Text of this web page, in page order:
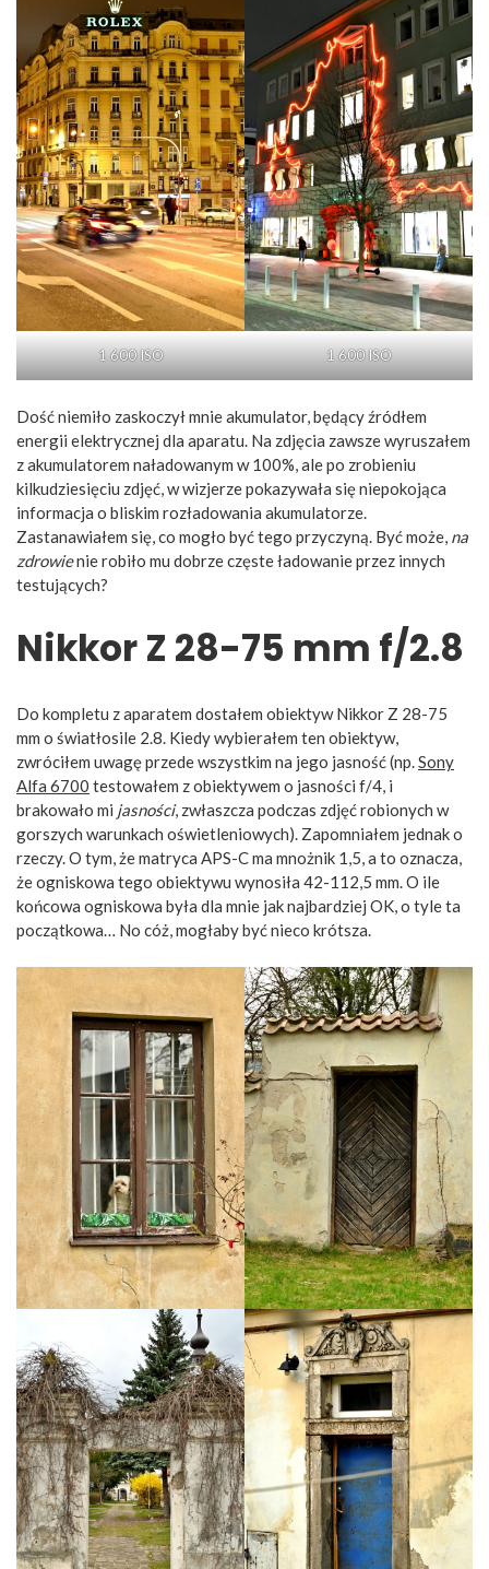
1 600 ISO 1 600 ISO
Dość niemiło zaskoczył mnie akumulator, będący źródłem
energii elektrycznej dla aparatu. Na zdjęcia zawsze wyruszałem
z akumulatorem naładowanym w 100%, ale po zrobieniu
kilkudziesięciu zdjęć, w wizjerze pokazywała się niepokojąca
informacja o bliskim rozładowania akumulatorze.
Zastanawiałem się, co mogło być tego przyczyną. Być może, na
zdrowienie robiło mu dobrze częste ładowanie przez innych
testujących?
Nikkor Z 28-75 mm f/2.8
Do kompletu z aparatem dostałem obiektyw Nikkor Z 28-75
mm o światłosile 2.8. Kiedy wybierałem ten obiektyw,
zwróciłem uwagę przede wszystkim na jego jasność (np.Sony
Alfa 6700 testowałem z obiektywem o jasności f/4, i
brakowało mi jasności, zwłaszcza podczas zdjęć robionych w
gorszych warunkach oświetleniowych). Zapomniałem jednak o
rzeczy. O tym, że matryca APS-C ma mnożnik 1,5, a to oznacza,
że ogniskowa tego obiektywu wynosiła 42-112,5 mm. O ile
końcowa ogniskowa była dla mnie jak najbardziej OK, o tyle ta
początkowa… No cóż, mogłaby być nieco krótsza.